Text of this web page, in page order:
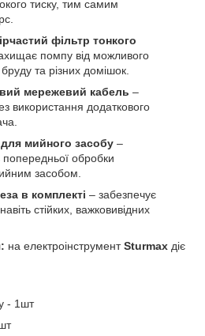
тиску, тим самим
фільтр тонкого
помпу від можливого
та різних домішок.
мережевий кабель –
використання додаткового
мийного засобу –
попередньої обробки
засобом.
в комплекті – забезпечує
стійких, важковивідних
на електроінструментSturmax діє
- 1шт